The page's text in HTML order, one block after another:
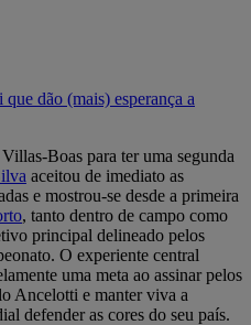
dão (mais) esperança a
Boas para ter uma segunda
aceitou de imediato as
e mostrou-se desde a primeira
, tanto dentro de campo como
principal delineado pelos
O experiente central
uma meta ao assinar pelos
Ancelotti e manter viva a
defender as cores do seu país.